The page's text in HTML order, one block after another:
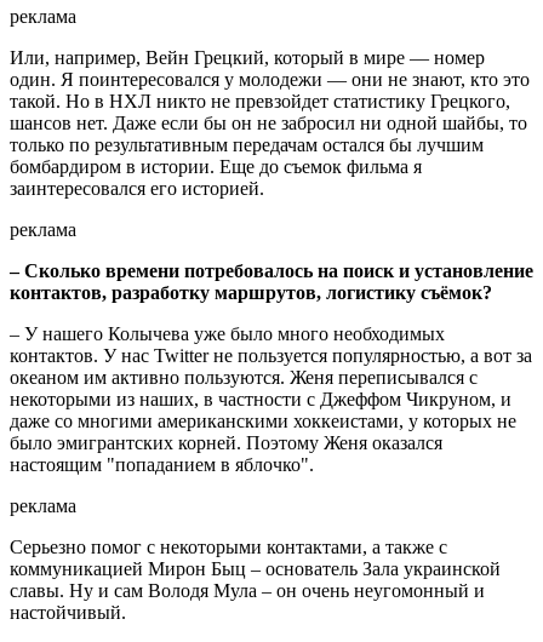
реклама
Или, например, Вейн Грецкий, который в мире — номер
один. Я поинтересовался у молодежи — они не знают, кто это
такой. Но в НХЛ никто не превзойдет статистику Грецкого,
шансов нет. Даже если бы он не забросил ни одной шайбы, то
только по результативным передачам остался бы лучшим
бомбардиром в истории. Еще до съемок фильма я
заинтересовался его историей.
реклама
– Сколько времени потребовалось на поиск и установление
контактов, разработку маршрутов, логистику съёмок?
– У нашего Колычева уже было много необходимых
контактов. У нас Twitter не пользуется популярностью, а вот за
океаном им активно пользуются. Женя переписывался с
некоторыми из наших, в частности с Джеффом Чикруном, и
даже со многими американскими хоккеистами, у которых не
было эмигрантских корней. Поэтому Женя оказался
настоящим "попаданием в яблочко".
реклама
Серьезно помог с некоторыми контактами, а также с
коммуникацией Мирон Быц – основатель Зала украинской
славы. Ну и сам Володя Мула – он очень неугомонный и
настойчивый.